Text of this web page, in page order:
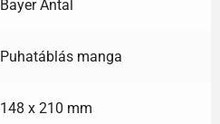
Bayer Antal
Puhatáblás manga
148 x 210 mm